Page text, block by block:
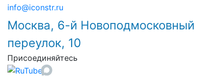
info@iconstr.ru
Москва, 6-й Новоподмосковный
переулок, 10
Присоединяйтесь